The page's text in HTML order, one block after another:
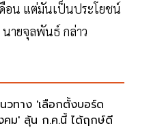
อน แต่มันเป็นประโยชน์
นายจุลพันธ์ กล่าว
วทาง 'เลือกตั้งบอร์ด
คม' ลุ้น ก.ค.นี้ ได้ฤกษ์ดี